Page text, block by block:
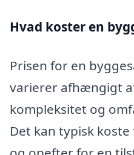
Hvad koster en
Prisen for en
varierer afhængigt
kompleksitet og
Det kan typisk koste